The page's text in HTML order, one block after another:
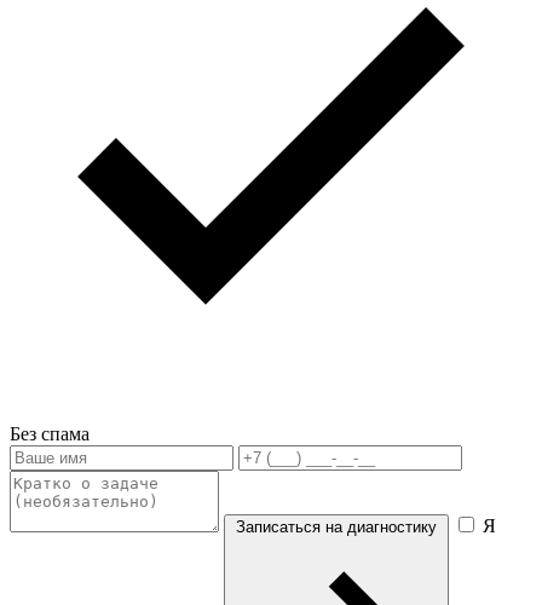
Без спама
Записаться на диагностику Я